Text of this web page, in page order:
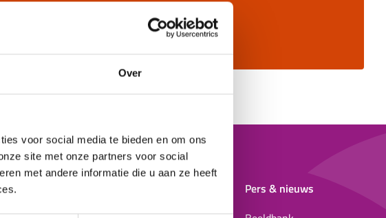
Over
voor social media te bieden en om ons
site met onze partners voor social
met andere informatie die u aan ze heeft
Pers & nieuws